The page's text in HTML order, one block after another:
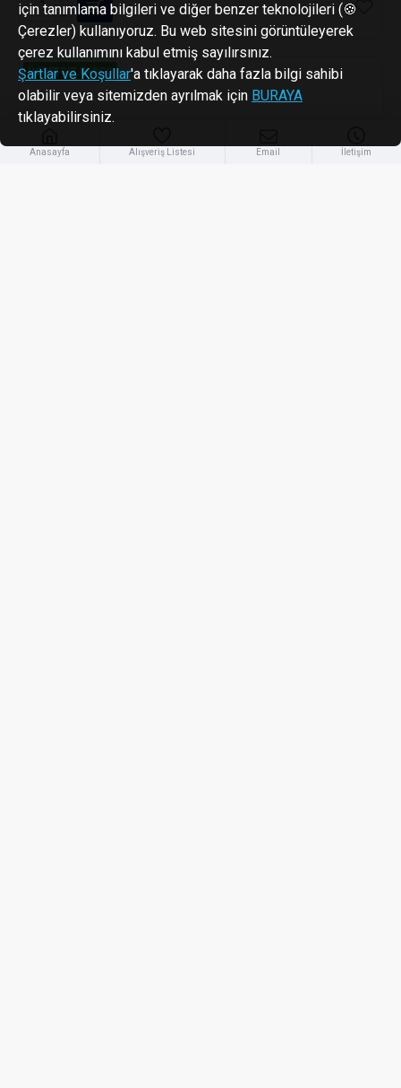
ÜCRETSIZ KARGO
Anasayfa Alışveriş Listesi Email İletişim
için tanımlama bilgileri ve diğer benzer teknolojileri (🍪
Çerezler) kullanıyoruz. Bu web sitesini görüntüleyerek
çerez kullanımını kabul etmiş sayılırsınız.
Şartlar ve Koşullar'a tıklayarak daha fazla bilgi sahibi
olabilir veya sitemizden ayrılmak için BURAYA
tıklayabilirsiniz.